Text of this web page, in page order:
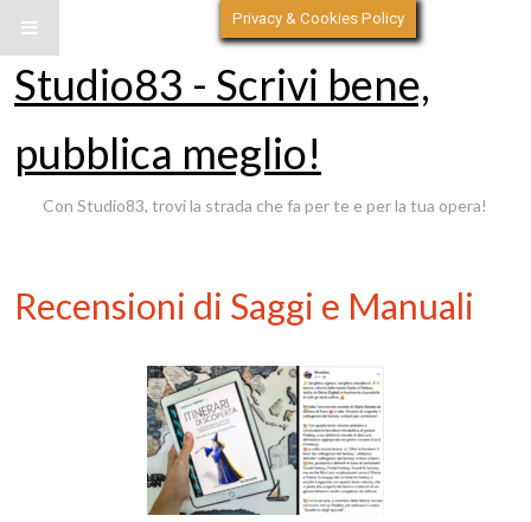
Studio83 - Scrivi bene,
pubblica meglio!
Con Studio83, trovi la strada che fa per te e per la tua opera!
Recensioni di Saggi e Manuali
Privacy & Cookies Policy